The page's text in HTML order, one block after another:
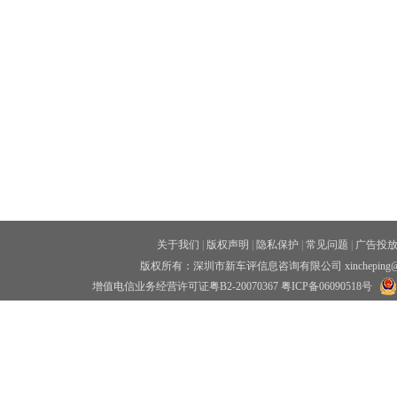
关于我们 版权声明 隐私保护 常见问题
广告投放
版权所有：深圳市新车评信息咨询有限公司
增值电信业务经营许可证粤B2-20070367 粤ICP备06090518号